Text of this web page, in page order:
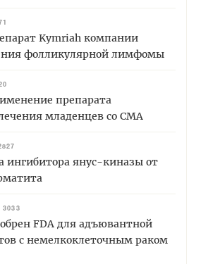
Kymriah компании
фолликулярной лимфомы
препарата
младенцев со СМА
ингибитора янус-киназы от
3033
FDA для адъювантной
с немелкоклеточным раком